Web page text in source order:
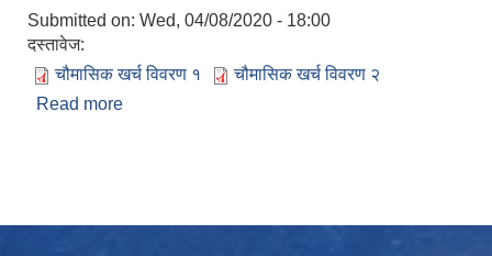
Submitted on: Wed, 04/08/2020 - 18:00
दस्तावेज:
चौमासिक खर्च विवरण १
चौमासिक खर्च विवरण २
Read more